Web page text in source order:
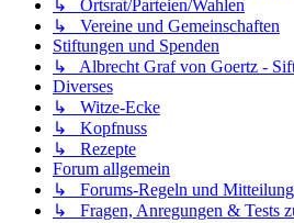
↳ Ortsrat/Parteien/Wahlen
↳ Vereine und Gemeinschaften
Stiftungen und Spenden
↳ Albrecht Graf von Goertz -
Diverses
↳ Witze-Ecke
↳ Kopfnuss
↳ Rezepte
Forum allgemein
↳ Forums-Regeln und
↳ Fragen, Anregungen & Tests